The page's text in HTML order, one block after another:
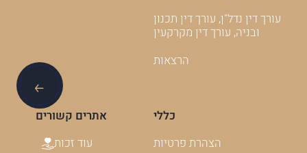
עורך דין נדל"ן, עורך דין תכנון
ובניה, עורך דין מקרקעין
הרצאות
אתרים קשורים
עוד זכות
כללי
הצהרת פרטיות